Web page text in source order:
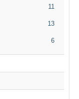
11
13
6